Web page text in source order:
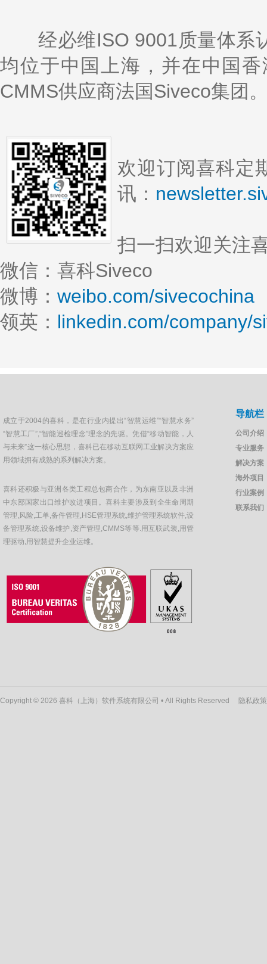
经必维ISO 9001质量体系
均位于中国上海，并在中国
CMMS供应商法国Siveco集团
欢迎订阅喜科定
讯：
扫一扫欢迎关注
微信：喜科Siveco
微博： weibo.com/sivecochina
领英： linkedin.com/company/
成立于2004的喜科，是在行业内提出“智慧运维”“智慧水务”
“智慧工厂”,“智能巡检理念”理念的先驱。凭借“移动智能，人
与未来”这一核心思想，喜科已在移动互联网工业解决方案应
用领域拥有成熟的系列解决方案。
喜科还积极与亚洲各类工程总包商合作，为东南亚以及非洲
中东部国家出口维护改进项目。喜科主要涉及到全生命周期
管理,风险,工单,备件管理,HSE管理系统,维护管理系统软件,设
备管理系统,设备维护,资产管理,CMMS等等.用互联武装,用管
理驱动,用智慧提升企业运维。
导航栏
公司介绍
专业服务
解决方案
海外项目
行业案例
联系我们
Copyright © 2026 喜科（上海）软件系统有限公司 • All Rights Reserved 隐私政策